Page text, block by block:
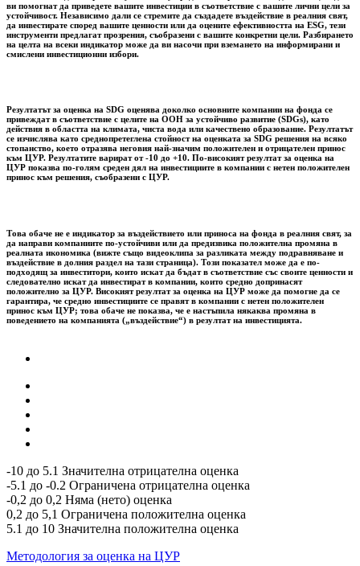
ви помогнат да приведете вашите инвестиции в съответствие с вашите лични цели за
устойчивост. Независимо дали се стремите да създадете въздействие в реалния свят,
да инвестирате според вашите ценности или да оцените ефективността на ESG, тези
инструменти предлагат прозрения, съобразени с вашите конкретни цели. Разбирането
на целта на всеки индикатор може да ви насочи при вземането на информирани и
смислени инвестиционни избори.
Резултатът за оценка на SDG оценява доколко основните компании на фонда се
привеждат в съответствие с целите на ООН за устойчиво развитие (SDGs), като
действия в областта на климата, чиста вода или качествено образование. Резултатът
се изчислява като среднопретеглена стойност на оценката за SDG решения на всяко
стопанство, което отразява неговия най-значим положителен и отрицателен принос
към ЦУР. Резултатите варират от -10 до +10. По-високият резултат за оценка на
ЦУР показва по-голям среден дял на инвестициите в компании с нетен положителен
принос към решения, съобразени с ЦУР.
Това обаче не е индикатор за въздействието или приноса на фонда в реалния свят, за
да направи компаниите по-устойчиви или да предизвика положителна промяна в
реалната икономика (вижте също видеоклипа за разликата между подравняване и
въздействие в долния раздел на тази страница). Този показател може да е по-
подходящ за инвеститори, които искат да бъдат в съответствие със своите ценности и
следователно искат да инвестират в компании, които средно допринасят
положително за ЦУР. Високият резултат за оценка на ЦУР може да помогне да се
гарантира, че средно инвестициите се правят в компании с нетен положителен
принос към ЦУР; това обаче не показва, че е настъпила някаква промяна в
поведението на компанията („въздействие“) в резултат на инвестицията.
-10 до 5.1 Значителна отрицателна оценка
-5.1 до -0.2 Ограничена отрицателна оценка
-0,2 до 0,2 Няма (нето) оценка
0,2 до 5,1 Ограничена положителна оценка
5.1 до 10 Значителна положителна оценка
Методология за оценка на ЦУР